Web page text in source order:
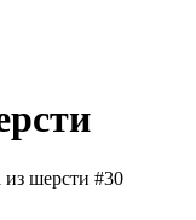
из шерсти #30